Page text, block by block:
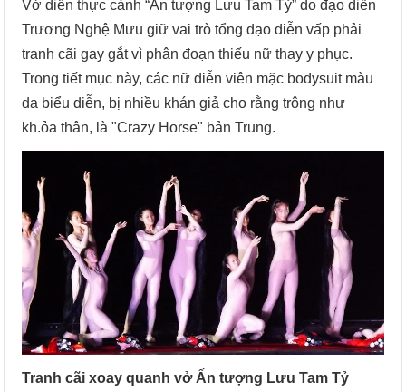
Vở diễn thực cảnh “Ấn tượng Lưu Tam Tỷ” do đạo diễn
Trương Nghệ Mưu giữ vai trò tổng đạo diễn vấp phải
tranh cãi gay gắt vì phân đoạn thiếu nữ thay y phục.
Trong tiết mục này, các nữ diễn viên mặc bodysuit màu
da biểu diễn, bị nhiều khán giả cho rằng trông như
kh.ỏa thân, là "Crazy Horse" bản Trung.
Tranh cãi xoay quanh vở Ấn tượng Lưu Tam Tỷ